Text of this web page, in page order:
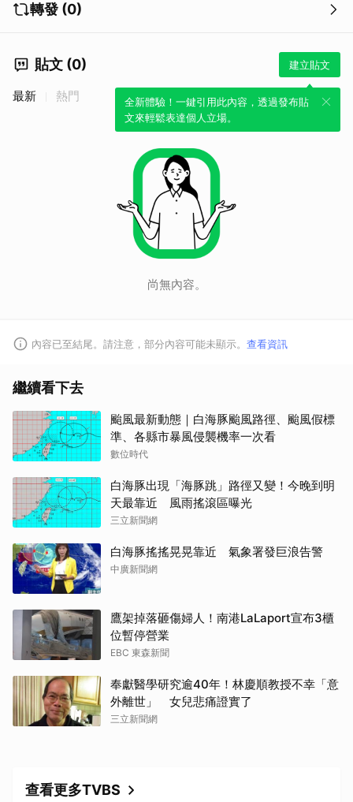
轉發 (0)
貼文 (0) 建立貼文
全新體驗！一鍵引用此內容，透過發布貼
文來輕鬆表達個人立場。
最新 熱門
尚無內容。
內容已至結尾。請注意，部分內容可能未顯示。 查看資訊
繼續看下去
颱風最新動態｜白海豚颱風路徑、颱風假標
準、各縣市暴風侵襲機率一次看
數位時代
白海豚出現「海豚跳」路徑又變！今晚到明
天最靠近 風雨搖滾區曝光
三立新聞網
白海豚搖搖晃晃靠近 氣象署發巨浪告警
中廣新聞網
鷹架掉落砸傷婦人！南港LaLaport宣布3櫃
位暫停營業
EBC 東森新聞
奉獻醫學研究逾40年！林慶順教授不幸「意
外離世」 女兒悲痛證實了
三立新聞網
查看更多TVBS